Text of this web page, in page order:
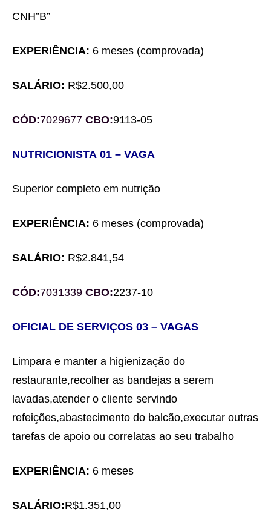
CNH”B”
EXPERIÊNCIA: 6 meses (comprovada)
SALÁRIO: R$2.500,00
CÓD:7029677 CBO:9113-05
NUTRICIONISTA 01 – VAGA
Superior completo em nutrição
EXPERIÊNCIA: 6 meses (comprovada)
SALÁRIO: R$2.841,54
CÓD:7031339 CBO:2237-10
OFICIAL DE SERVIÇOS 03 – VAGAS
Limpara e manter a higienização do
restaurante,recolher as bandejas a serem
lavadas,atender o cliente servindo
refeições,abastecimento do balcão,executar outras
tarefas de apoio ou correlatas ao seu trabalho
EXPERIÊNCIA: 6 meses
SALÁRIO:R$1.351,00